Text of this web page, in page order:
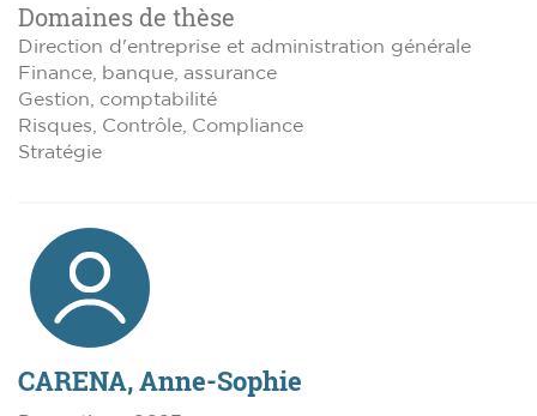
Domaines de thèse
Direction d'entreprise et administration générale
Finance, banque, assurance
Gestion, comptabilité
Risques, Contrôle, Compliance
Stratégie
CARENA, Anne-Sophie